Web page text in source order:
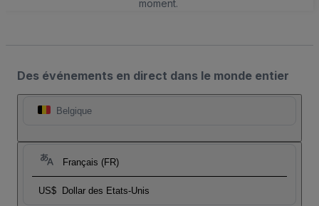
moment.
Des événements en direct dans le monde entier
Belgique
Français (FR)
US$ Dollar des Etats-Unis